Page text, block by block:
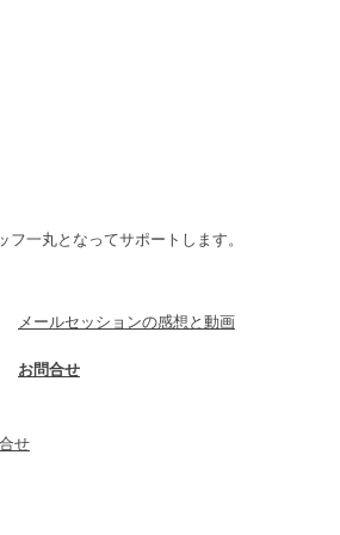
一丸となってサポートします。
​メールセッションの感想と動画
​お問合せ
せ